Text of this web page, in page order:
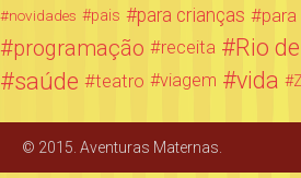
novidades pais para crianças
programação receita Rio
saúde teatro viagem vida
© 2015. Aventuras Maternas.